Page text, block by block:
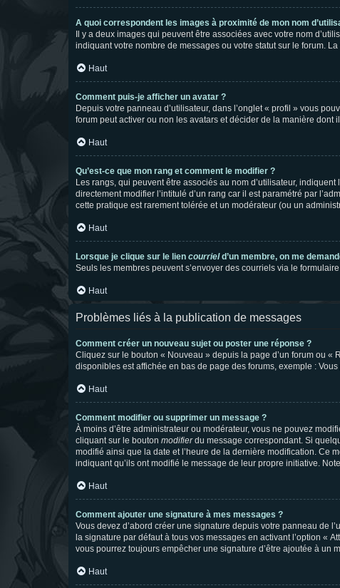
A quoi correspondent les images à proximité de mon nom
Il y a deux images qui peuvent être associées avec votre nom
indiquant votre nombre de messages ou votre statut sur le forum.
Haut
Comment puis-je afficher un avatar ?
Depuis votre panneau d’utilisateur, dans l’onglet « profil » vous
forum peut activer ou non les avatars et décider de la manière dont
Haut
Qu’est-ce que mon rang et comment le modifier ?
Les rangs, qui peuvent être associés au nom d’utilisateur,
directement modifier l’intitulé d’un rang car il est paramétré par
cette pratique est rarement tolérée et un modérateur (ou un
Haut
Lorsque je clique sur le lien courrield’un membre, on me
Seuls les membres peuvent s’envoyer des courriels via le
Haut
Problèmes liés à la publication de messages
Comment créer un nouveau sujet ou poster une réponse ?
Cliquez sur le bouton « Nouveau » depuis la page d’un forum ou «
disponibles est affichée en bas de page des forums, exemple : Vous
Haut
Comment modifier ou supprimer un message ?
À moins d’être administrateur ou modérateur, vous ne pouvez
cliquant sur le bouton modifierdu message correspondant. Si
modifié ainsi que la date et l’heure de la dernière modification. Ce
indiquant qu’ils ont modifié le message de leur propre initiative.
Haut
Comment ajouter une signature à mes messages ?
Vous devez d’abord créer une signature depuis votre panneau de
la signature par défaut à tous vos messages en activant l’option «
vous pourrez toujours empêcher une signature d’être ajoutée à un
Haut